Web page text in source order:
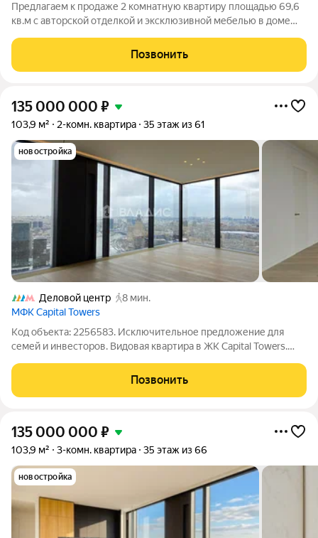
Предлагаем к продаже 2 комнатную квартиру площадью 69,6
кв.м с авторской отделкой и эксклюзивной мебелью в доме
ПРЕИМУЩЕСТВА: Удобная функциональная планировка
правильной геометрической формой с
Позвонить
135 000 000 ₽
103,9 м² 2-комн. квартира 35 этаж из 61
новостройка
Деловой центр
8 мин.
МФК Capital Towers
Код объекта: 2256583. Исключительное предложение для
семей и инвесторов. Видовая квартира в ЖК Capital Towers.
Описание: - Расположение: квартира на 35-м этаже с видом на
парк Красная Пресня и
Позвонить
135 000 000 ₽
103,9 м² 3-комн. квартира 35 этаж из 66
новостройка